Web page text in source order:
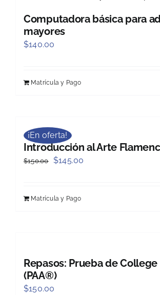
Computadora básica para
mayores
$140.00
Matrícula y Pago
¡En oferta!
Introducción al Arte
$150.00
Original
$150.00.
$145.00
Matrícula y Pago
Repasos: Prueba de
(PAA®)
$150.00